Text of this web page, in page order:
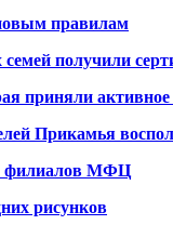
правилам
семей получили
приняли
Прикамья
филиалов МФЦ
рисунков